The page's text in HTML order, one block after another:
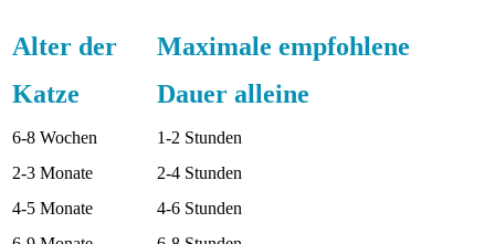
Alter der
Katze
Maximale empfohlene
Dauer alleine
6-8 Wochen
1-2 Stunden
2-3 Monate
2-4 Stunden
4-5 Monate
4-6 Stunden